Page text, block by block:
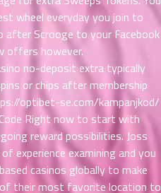
wheel everyday you join to
after Scrooge to your Facebook
offers however.
no-deposit extra typically
or chips after membership
optibet-se.com/kampanjkod/
Right now to start with
reward possibilities. Joss
experience examining and you
casinos globally to make
their most favorite location to